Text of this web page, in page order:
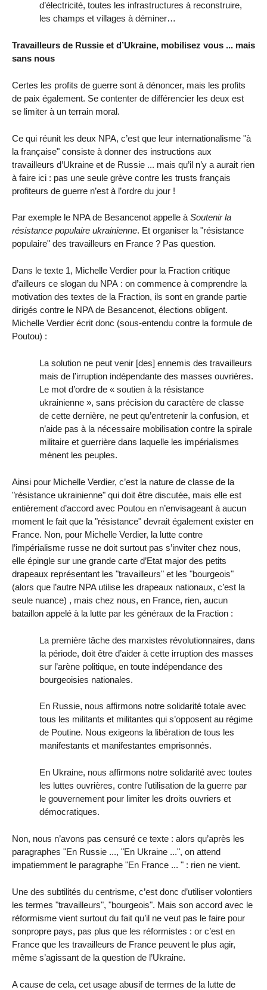
d’électricité, toutes les infrastructures à reconstruire,
les champs et villages à déminer…
Travailleurs de Russie et d’Ukraine, mobilisez vous ... mais
sans nous
Certes les profits de guerre sont à dénoncer, mais les profits
de paix également. Se contenter de différencier les deux est
se limiter à un terrain moral.
Ce qui réunit les deux NPA, c’est que leur internationalisme "à
la française" consiste à donner des instructions aux
travailleurs d’Ukraine et de Russie ... mais qu’il n’y a aurait rien
à faire ici : pas une seule grève contre les trusts français
profiteurs de guerre n’est à l’ordre du jour !
Par exemple le NPA de Besancenot appelle àSoutenir la
résistance populaire ukrainienne. Et organiser la "résistance
populaire" des travailleurs en France ? Pas question.
Dans le texte 1, Michelle Verdier pour la Fraction critique
d’ailleurs ce slogan du NPA : on commence à comprendre la
motivation des textes de la Fraction, ils sont en grande partie
dirigés contre le NPA de Besancenot, élections obligent.
Michelle Verdier écrit donc (sous-entendu contre la formule de
Poutou) :
La solution ne peut venir [des] ennemis des travailleurs
mais de l’irruption indépendante des masses ouvrières.
Le mot d’ordre de « soutien à la résistance
ukrainienne », sans précision du caractère de classe
de cette dernière, ne peut qu’entretenir la confusion, et
n’aide pas à la nécessaire mobilisation contre la spirale
militaire et guerrière dans laquelle les impérialismes
mènent les peuples.
Ainsi pour Michelle Verdier, c’est la nature de classe de la
"résistance ukrainienne" qui doit être discutée, mais elle est
entièrement d’accord avec Poutou en n’envisageant à aucun
moment le fait que la "résistance" devrait également exister en
France. Non, pour Michelle Verdier, la lutte contre
l’impérialisme russe ne doit surtout pas s’inviter chez nous,
elle épingle sur une grande carte d’Etat major des petits
drapeaux représentant les "travailleurs" et les "bourgeois"
(alors que l’autre NPA utilise les drapeaux nationaux, c’est la
seule nuance) , mais chez nous, en France, rien, aucun
bataillon appelé à la lutte par les généraux de la Fraction :
La première tâche des marxistes révolutionnaires, dans
la période, doit être d’aider à cette irruption des masses
sur l’arène politique, en toute indépendance des
bourgeoisies nationales.
En Russie, nous affirmons notre solidarité totale avec
tous les militants et militantes qui s’opposent au régime
de Poutine. Nous exigeons la libération de tous les
manifestants et manifestantes emprisonnés.
En Ukraine, nous affirmons notre solidarité avec toutes
les luttes ouvrières, contre l’utilisation de la guerre par
le gouvernement pour limiter les droits ouvriers et
démocratiques.
Non, nous n’avons pas censuré ce texte : alors qu’après les
paragraphes "En Russie ..., "En Ukraine ...", on attend
impatiemment le paragraphe "En France ... " : rien ne vient.
Une des subtilités du centrisme, c’est donc d’utiliser volontiers
les termes "travailleurs", "bourgeois". Mais son accord avec le
réformisme vient surtout du fait qu’il ne veut pas le faire pour
sonpropre pays, pas plus que les réformistes : or c’est en
France que les travailleurs de France peuvent le plus agir,
même s’agissant de la question de l’Ukraine.
A cause de cela, cet usage abusif de termes de la lutte de